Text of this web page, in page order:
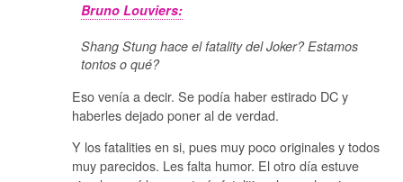
Bruno Louviers:
Shang Stung hace el fatality del Joker? Estamos
tontos o qué?
Eso venía a decir. Se podía haber estirado DC y
haberles dejado poner al de verdad.
Y los fatalities en si, pues muy poco originales y todos
muy parecidos. Les falta humor. El otro día estuve